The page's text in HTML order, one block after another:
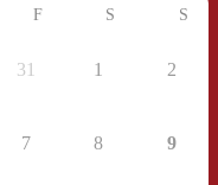
F S S
31 1 2
7 8 9